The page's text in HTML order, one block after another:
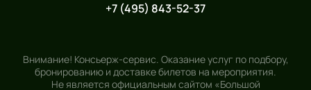
+7 (495) 843-52-37
Внимание! Консьерж-сервис. Оказание услуг по подбору,
бронированию и доставке билетов на мероприятия.
Не является официальным сайтом «Большой